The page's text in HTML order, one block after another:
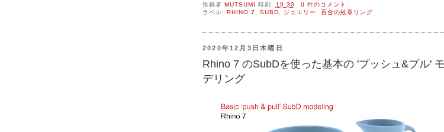
投稿者 MUTSUMI 時刻: 19:30
0 件のコメント:
ラベル: RHINO 7 SUBD ジュエリー 百合の紋章リング
2020年12月3日木曜日
Rhino 7 のSubDを使った基本の 'プッシュ&プル' モ
デリング